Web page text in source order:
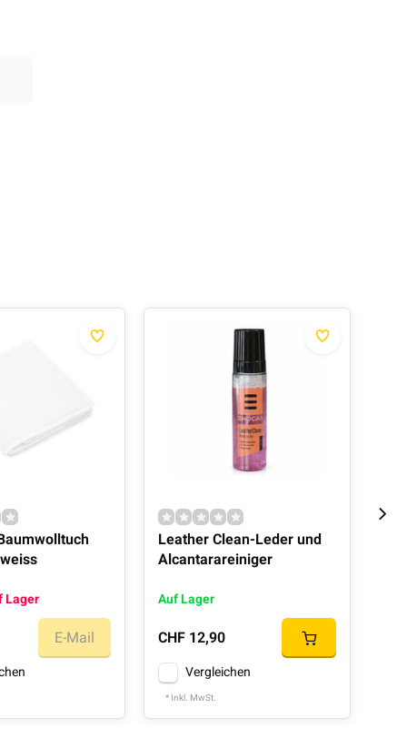
Lager
E-Mail
Leather Clean-Leder und
Alcantarareiniger
Auf Lager
CHF 12,90
Vergleichen
* Inkl. MwSt.